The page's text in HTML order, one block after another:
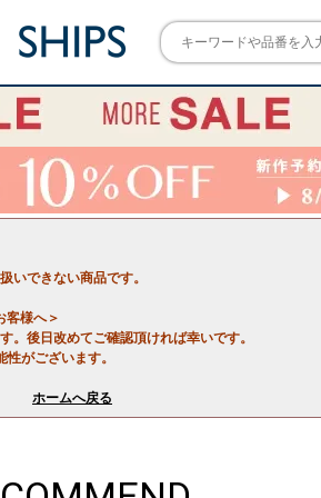
いできない商品です。
客様へ＞
。後日改めてご確認頂ければ幸いです。
がございます。
ホームへ戻る